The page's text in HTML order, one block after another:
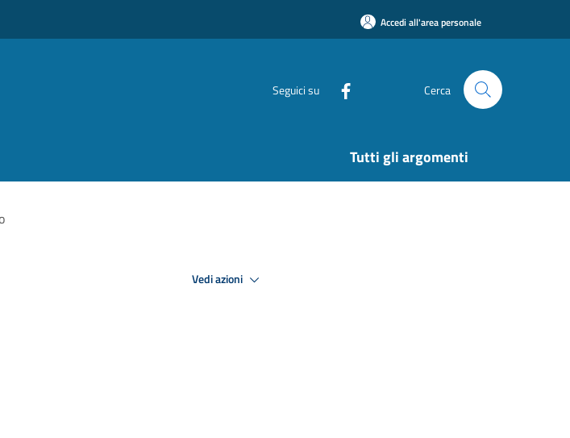
Accedi all'area personale
Seguici su Cerca
Tutti gli argomenti
Vedi azioni